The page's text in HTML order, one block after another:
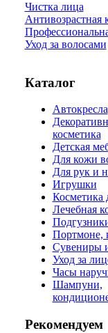
Чистка лица
Антивозрастная
Уход за волосами
Каталог
Автокресла
косметика
Детская
Для кожи
Для рук и
Игрушки
Косметика
Лечебная
Портмоне,
Сувениры
Уход за
Часы
Шампуни,
Рекомендуем